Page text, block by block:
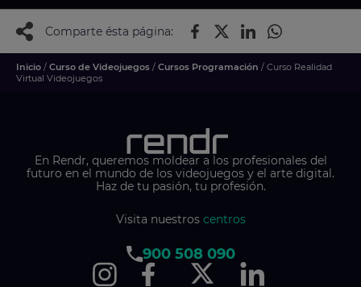
Comparte ésta página:
Inicio / Curso de Videojuegos / Cursos Programación / Curso Realidad
Virtual Videojuegos
En Rendr, queremos moldear a los profesionales del
futuro en el mundo de los videojuegos y el arte digital.
Haz de tu pasión, tu profesión.
Visita nuestros centros
900 508 090